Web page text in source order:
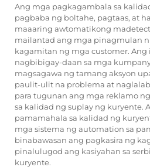
Ang mga pagkagambala sa
pagbaba ng boltahe, pagtaas, at
maaaring awtomatikong
mailantad ang mga pinagmulan
kagamitan ng mga customer.
nagbibigay-daan sa mga
magsagawa ng tamang aksyon
paulit-ulit na problema at
para tugunan ang mga reklamo
sa kalidad ng suplay ng kuryente.
pamamahala sa kalidad ng
mga sistema ng automation sa
binabawasan ang pagkasira ng
pinalulugod ang kasiyahan sa
kuryente.